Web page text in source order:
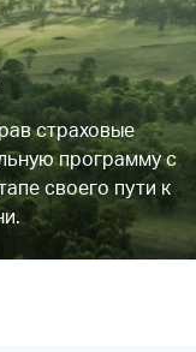
страховые
программу с
своего пути к